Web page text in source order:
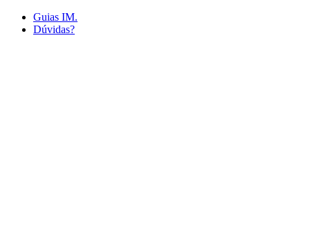
Guias IM.
Dúvidas?